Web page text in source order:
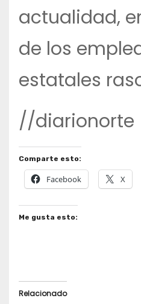
actualidad,
de los
estatales
//diarionorte
Comparte esto:
Facebook X
Me gusta esto:
Relacionado